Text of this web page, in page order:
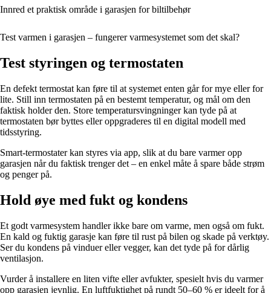
Innred et praktisk område i garasjen for biltilbehør
Test varmen i garasjen – fungerer varmesystemet som det skal?
Test styringen og termostaten
En defekt termostat kan føre til at systemet enten går for mye eller for
lite. Still inn termostaten på en bestemt temperatur, og mål om den
faktisk holder den. Store temperatursvingninger kan tyde på at
termostaten bør byttes eller oppgraderes til en digital modell med
tidsstyring.
Smart-termostater kan styres via app, slik at du bare varmer opp
garasjen når du faktisk trenger det – en enkel måte å spare både strøm
og penger på.
Hold øye med fukt og kondens
Et godt varmesystem handler ikke bare om varme, men også om fukt.
En kald og fuktig garasje kan føre til rust på bilen og skade på verktøy.
Ser du kondens på vinduer eller vegger, kan det tyde på for dårlig
ventilasjon.
Vurder å installere en liten vifte eller avfukter, spesielt hvis du varmer
opp garasjen jevnlig. En luftfuktighet på rundt 50–60 % er ideelt for å